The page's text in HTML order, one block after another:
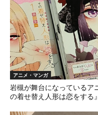
アニメ・マンガ
岩槻が舞台になっているア
の着せ替え人形は恋をする』